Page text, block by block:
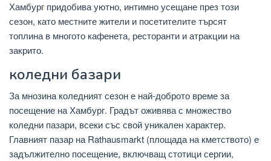
Хамбург придобива уютно, интимно усещане през този
сезон, като местните жители и посетителите търсят
топлина в многото кафенета, ресторанти и атракции на
закрито.
коледни базари
За мнозина коледният сезон е най-доброто време за
посещение на Хамбург. Градът оживява с множество
коледни пазари, всеки със свой уникален характер.
Главният пазар на Rathausmarkt (площада на кметството) е
задължително посещение, включващ стотици сергии,